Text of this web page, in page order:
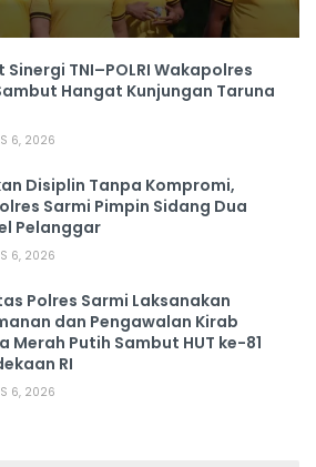
Sinergi TNI–POLRI Wakapolres
Hangat Kunjungan Taruna
6, 2026
Disiplin Tanpa Kompromi,
Sarmi Pimpin Sidang Dua
Pelanggar
6, 2026
Polres Sarmi Laksanakan
dan Pengawalan Kirab
Merah Putih Sambut HUT ke-81
RI
6, 2026